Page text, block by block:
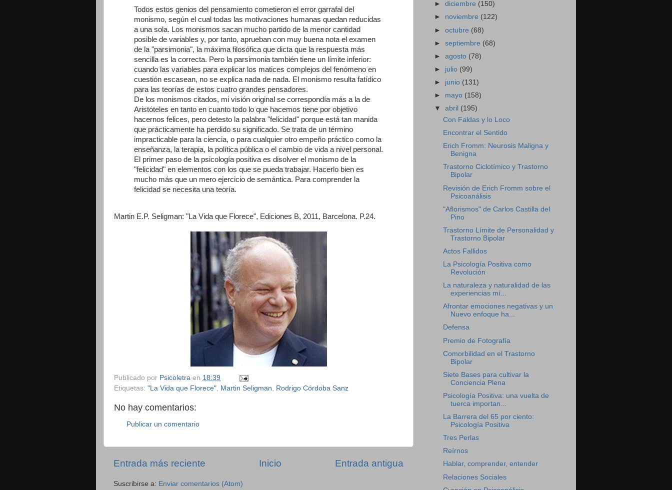
Todos estos genios del pensamiento cometieron el error garrafal del
monismo, según el cual todas las motivaciones humanas quedan reducidas
a una sola. Los monismos sacan mucho partido de la menor cantidad
posible de variables y, por tanto, aprueban con muy buena nota el examen
de la "parsimonia", la máxima filosófica que dicta que la respuesta más
sencilla es la correcta. Pero la parsimonia también tiene un límite inferior:
cuando las variables para explicar los matices complejos del fenómeno en
cuestión escasean, no se explica nada de nada. El monismo resulta fatídico
para las teorías de estos cuatro grandes pensadores.
De los monismos citados, mi visión original se correspondía más a la de
Aristóteles en tanto en cuanto todo lo que hacemos tiene por objetivo
hacernos felices, pero detesto la palabra "felicidad" porque está tan manida
que prácticamente ha perdido su significado. Se trata de un término
impracticable para la ciencia, o para cualquier otro empeño práctico como la
enseñanza, la terapia, la política pública o el cambio de vida a nivel personal.
El primer paso de la psicología positiva es disolver el monismo de la
"felicidad" en elementos con los que se pueda trabajar. Hacerlo bien es
mucho más que un mero ejercicio de semántica. Para comprender la
felicidad se necesita una teoría.
Martin E.P. Seligman: "La Vida que Florece", Ediciones B, 2011, Barcelona. P.24.
Publicado por Psicoletra en 18:39
Etiquetas: "La Vida que Florece", Martin Seligman, Rodrigo Córdoba Sanz
No hay comentarios:
Publicar un comentario
Entrada más reciente Entrada antigua
Inicio
Suscribirse a: Enviar comentarios (Atom)
►diciembre (150)
► noviembre (122)
►octubre (68)
►septiembre (68)
►agosto (78)
► julio (99)
► junio (131)
► mayo (158)
▼abril (195)
Con Faldas y lo Loco
Encontrar el Sentido
Erich Fromm: Neurosis Maligna y
Benigna
Trastorno Ciclotímico y Trastorno
Bipolar
Revisión de Erich Fromm sobre el
Psicoanálisis
"Aflorismos" de Carlos Castilla del
Pino
Trastorno Límite de Personalidad y
Trastorno Bipolar
Actos Fallidos
La Psicología Positiva como
Revolución
La naturaleza y naturalidad de las
experiencias mí...
Afrontar emociones negativas y un
Nuevo enfoque ha...
Defensa
Premio de Fotografía
Comorbilidad en el Trastorno
Bipolar
Siete Bases para cultivar la
Conciencia Plena
Psicología Positiva: una vuelta de
tuerca importan...
La Barrera del 65 por ciento:
Psicología Positiva
Tres Perlas
Reírnos
Hablar, comprender, entender
Relaciones Sociales